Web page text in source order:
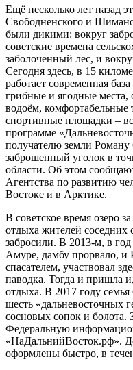
Ещё несколько лет назад
Свободненского и
были дикими: вокруг
советские времена
заболоченный лес, и
Сегодня здесь, в 15
работает современная
грибные и ягодные
водоём, комфортабельные
спортивные площадки –
программе
получателю земли Роману
заброшенный уголок в
области. Об этом
Агентства по развитию
Востоке и в Арктике.
В советское время озеро
отдыха жителей соседних
забросили. В 2013-м, в
Амуре, дамбу прорвало, и
спасателем, участвовал
паводка. Тогда и пришла
отдыха. В 2017 году
шесть «дальневосточных
сосновых сопок и болота.
Федеральную
«НаДальнийВосток.рф».
оформлены быстро, в